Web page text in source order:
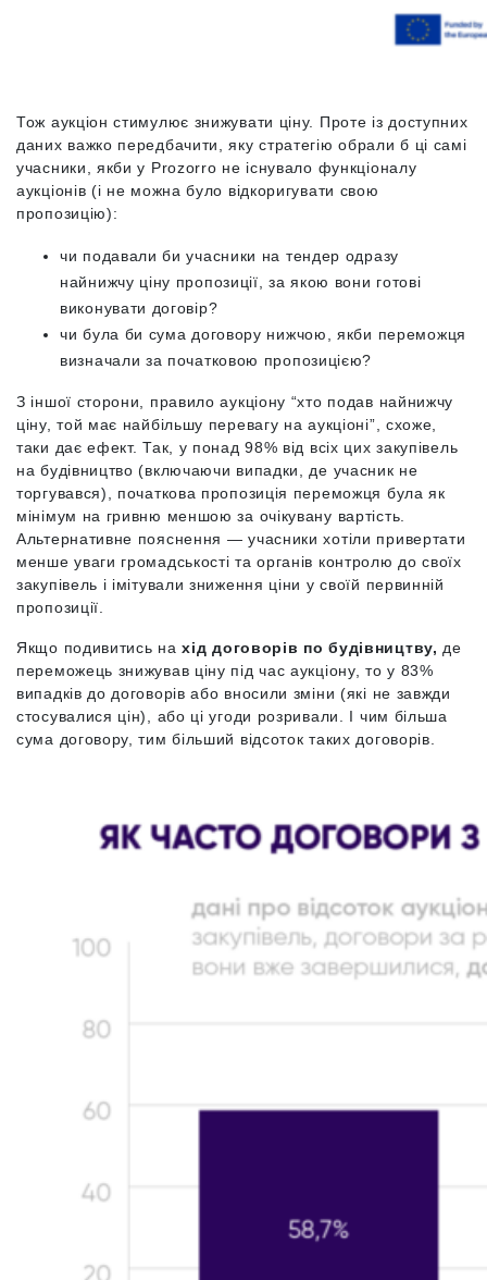
Тож аукціон стимулює знижувати ціну. Проте із доступних
даних важко передбачити, яку стратегію обрали б ці самі
учасники, якби у Prozorro не існувало функціоналу
аукціонів (і не можна було відкоригувати свою
пропозицію):
чи подавали би учасники на тендер одразу
найнижчу ціну пропозиції, за якою вони готові
виконувати договір?
чи була би сума договору нижчою, якби переможця
визначали за початковою пропозицією?
З іншої сторони, правило аукціону “хто подав найнижчу
ціну, той має найбільшу перевагу на аукціоні”, схоже,
таки дає ефект. Так, у понад 98% від всіх цих закупівель
на будівництво (включаючи випадки, де учасник не
торгувався), початкова пропозиція переможця була як
мінімум на гривню меншою за очікувану вартість.
Альтернативне пояснення — учасники хотіли привертати
менше уваги громадськості та органів контролю до своїх
закупівель і імітували зниження ціни у своїй первинній
пропозиції.
Якщо подивитись нахід договорів по будівництву, де
переможець знижував ціну під час аукціону, то у 83%
випадків до договорів або вносили зміни (які не завжди
стосувалися цін), або ці угоди розривали. І чим більша
сума договору, тим більший відсоток таких договорів.